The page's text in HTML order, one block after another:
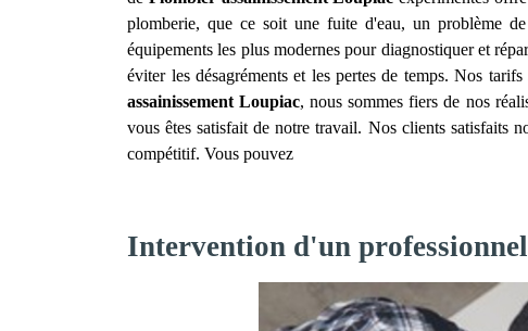
plomberie, que ce soit une fuite d'eau, un problème
équipements les plus modernes pour diagnostiquer et
éviter les désagréments et les pertes de temps. Nos
assainissement Loupiac, nous sommes fiers de nos
vous êtes satisfait de notre travail. Nos clients satisfaits
compétitif. Vous pouvez
Intervention d'un